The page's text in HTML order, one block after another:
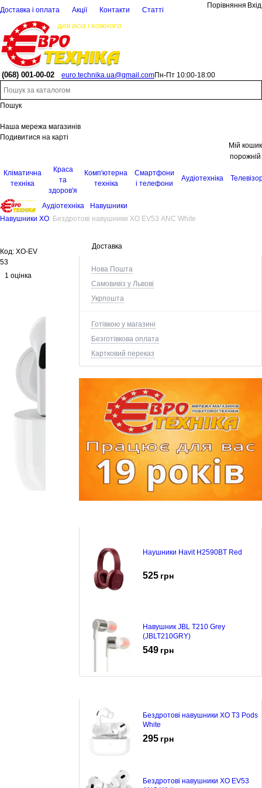
Доставка і оплата Акції Контакти Статті
Порівняння Вхід
(068) 001-00-02 euro.technika.ua@gmail.comПн-Пт 10:00-18:00
Пошук
Наша мережа магазинів
Подивитися на карті
Мій кошик
порожній
Кліматична
техніка
Краса
та
здоров'я
Комп'ютерна
техніка
Смартфони
і телефони
Аудіотехніка
Аудіотехніка
Навушники
Навушники XO Бездротові навушники XO EV53 ANC White
Доставка
Нова Пошта
Самовивіз у Львові
Укрпошта
Готівкою у магазині
Безготівкова оплата
Картковий переказ
Наушники Havit H2590BT Red
525 грн
Навушник JBL T210 Grey
(JBLT210GRY)
549 грн
Бездротові навушники XO T3 Pods
White
295 грн
Бездротові навушники XO EV53
Код: XO-EV
53
1 оцінка